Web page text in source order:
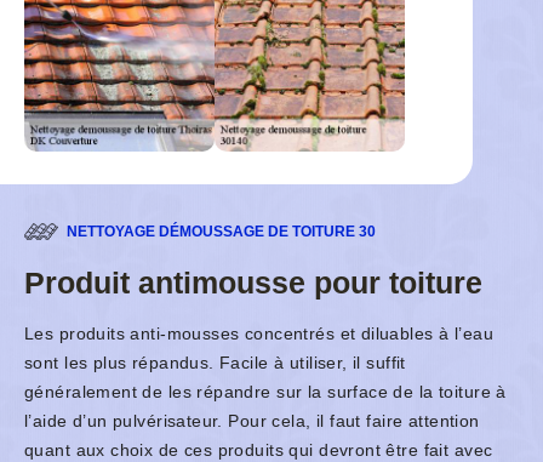
NETTOYAGE DÉMOUSSAGE DE TOITURE 30
Produit antimousse pour toiture
Les produits anti-mousses concentrés et diluables à l’eau
sont les plus répandus. Facile à utiliser, il suffit
généralement de les répandre sur la surface de la toiture à
l’aide d’un pulvérisateur. Pour cela, il faut faire attention
quant aux choix de ces produits qui devront être fait avec